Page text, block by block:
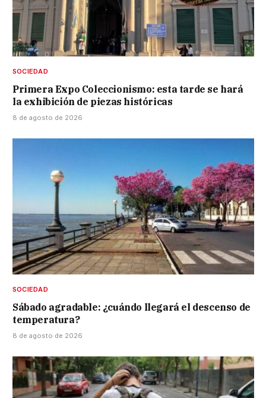
SOCIEDAD
Primera Expo Coleccionismo: esta tarde se hará
la exhibición de piezas históricas
8 de agosto de 2026
SOCIEDAD
Sábado agradable: ¿cuándo llegará el descenso de
temperatura?
8 de agosto de 2026